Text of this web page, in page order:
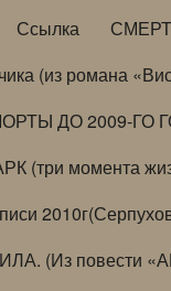
Ссылка
(из романа
ДО 2009-ГО
(три момента
(Из повести